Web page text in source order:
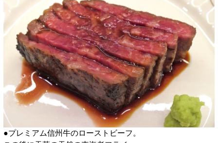
●プレミアム信州牛のローストビーフ。